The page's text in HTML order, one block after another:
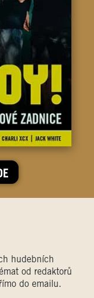
hudebních
od redaktorů
do emailu.